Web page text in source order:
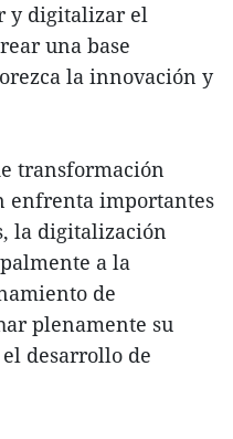
y digitalizar el
una base
la innovación y
transformación
enfrenta importantes
la digitalización
a la
de
plenamente su
desarrollo de